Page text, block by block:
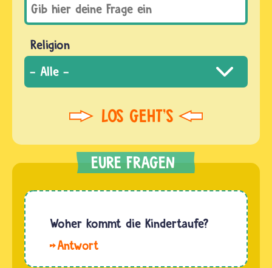
Religion
Woher kommt die Kindertaufe?